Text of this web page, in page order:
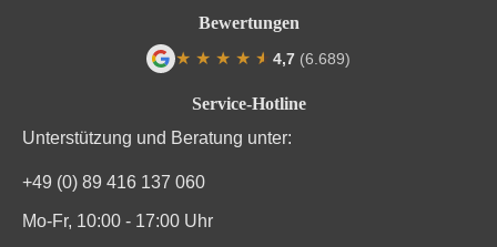
Service-Hotline
Unterstützung und Beratung unter:
+49 (0) 89 416 137 060
Mo-Fr, 10:00 - 17:00 Uhr
Bewertungen
★ ★ ★ ★ ★
★ 4,7 (6.689)